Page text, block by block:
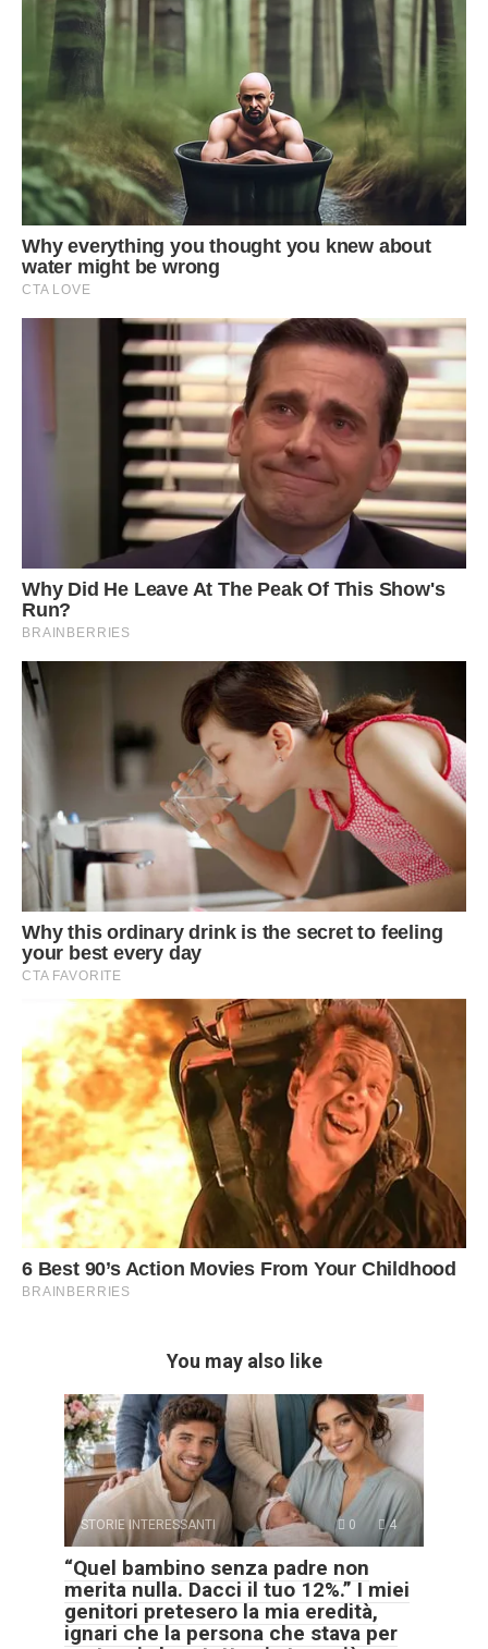
You may also like
STORIE INTERESSANTI 0 4
“Quel bambino senza padre non
merita nulla. Dacci il tuo 12%.” I miei
genitori pretesero la mia eredità,
ignari che la persona che stava per